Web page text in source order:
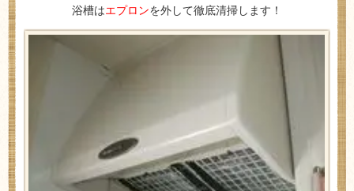
浴槽はエプロンを外して徹底清掃します！